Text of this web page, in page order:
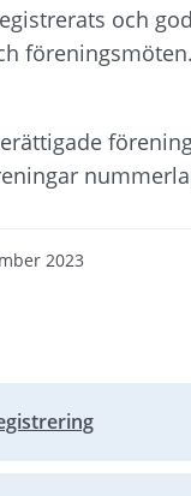
och
2023
öppnas i nytt